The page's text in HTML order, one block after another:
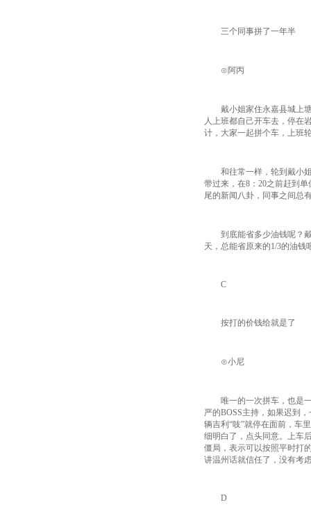
三个同事拼了一年半
⊙阿丙
戴小姐家住永嘉县城上塘
人上班都自己开车去，停在
计，大家一起拼个车，上班
和往常一样，轮到戴小姐
带过来，在8：20之前赶到
尾的新闻八卦，同事之间总
到底能省多少油钱呢？戴
天，总能省原来的1/3的油
C
按打的价钱给就是了
⊙小尼
唯一的一次拼车，也是一
严的BOSS主持，如果迟到
辆吉利“吱”就停在面前，车
细明白了，点头同意。上车
僵局，表示可以按照平时打
讲温州话就信任了，没有考
D